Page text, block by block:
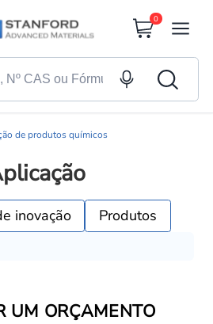
0
de produtos químicos
inovação Produtos
UM ORÇAMENTO